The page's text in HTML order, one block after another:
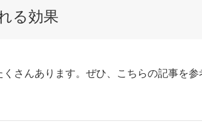
る効果
さんあります。ぜひ、こちらの記事を参